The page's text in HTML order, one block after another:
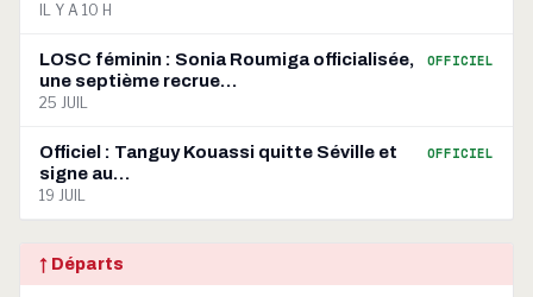
IL Y A 10 H
LOSC féminin : Sonia Roumiga officialisée,
une septième recrue…
OFFICIEL
25 JUIL
Officiel : Tanguy Kouassi quitte Séville et
signe au…
OFFICIEL
19 JUIL
↑ Départs